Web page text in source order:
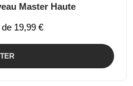
Master Haute
19,99 €